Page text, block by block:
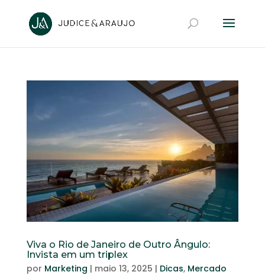
Viva o Rio de Janeiro de Outro Ângulo:
Invista em um triplex
por Marketing | maio 13, 2025 | Dicas, Mercado